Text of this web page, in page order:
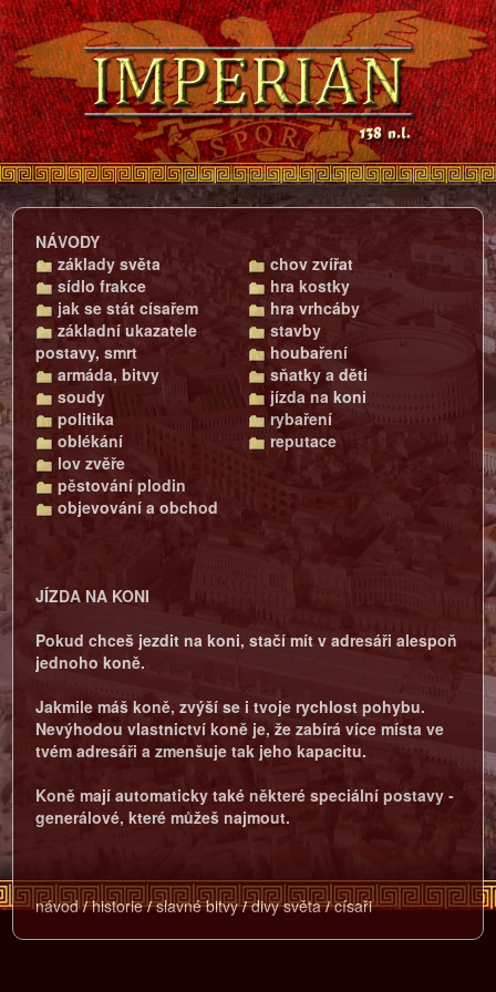
NÁVODY
základy světa
sídlo frakce
jak se stát císařem
základní ukazatele
postavy, smrt
armáda, bitvy
soudy
politika
oblékání
lov zvěře
pěstování plodin
objevování a obchod
chov zvířat
hra kostky
hra vrhcáby
stavby
houbaření
sňatky a děti
jízda na koni
rybaření
reputace
JÍZDA NA KONI
Pokud chceš jezdit na koni, stačí mít v adresáři alespoň
jednoho koně.
Jakmile máš koně, zvýší se i tvoje rychlost pohybu.
Nevýhodou vlastnictví koně je, že zabírá více místa ve
tvém adresáři a zmenšuje tak jeho kapacitu.
Koně mají automaticky také některé speciální postavy -
generálové, které můžeš najmout.
návod/historie/slavné bitvy/divy světa/císaři